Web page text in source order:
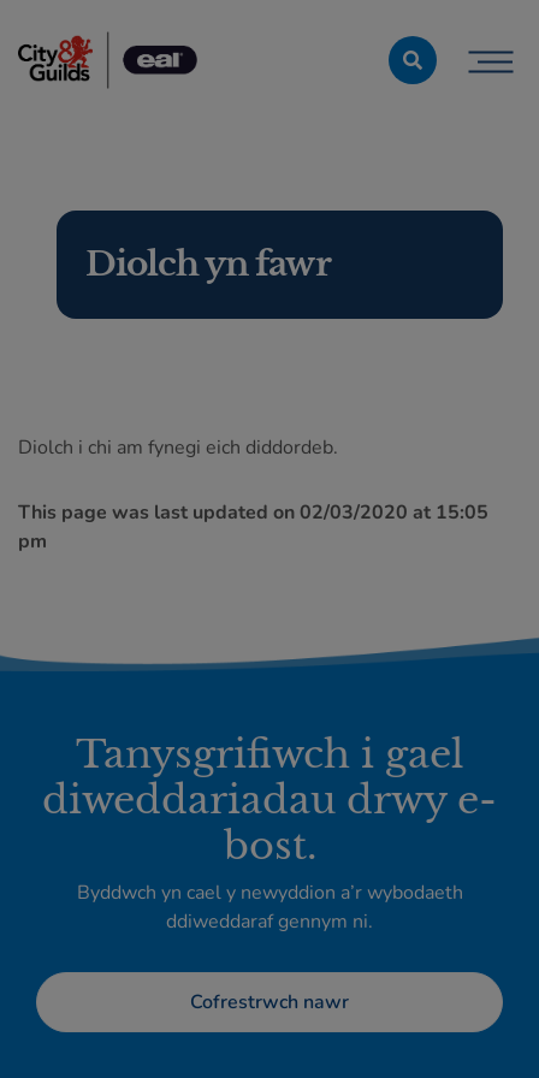
Diolch yn fawr
Diolch i chi am fynegi eich diddordeb.
This page was last updated on 02/03/2020 at 15:05
pm
Tanysgrifiwch i gael
diweddariadau drwy e-
bost.
Byddwch yn cael y newyddion a’r wybodaeth
ddiweddaraf gennym ni.
Cofrestrwch nawr